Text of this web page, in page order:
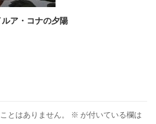
ア・コナの夕陽
とはありません。 ※ が付いている欄は